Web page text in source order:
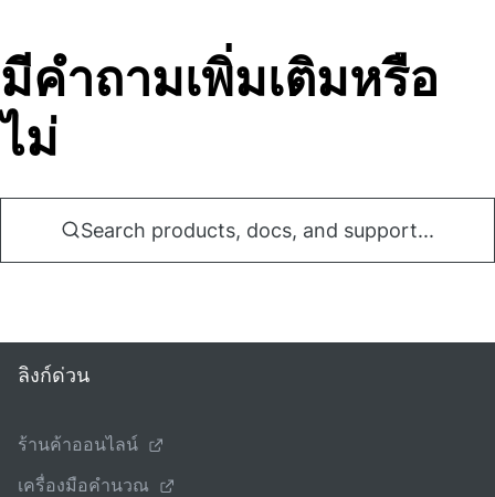
มีคําถามเพิ่มเติมหรือ
ไม่
Search products, docs, and support...
ลิงก์ด่วน
ร้านค้าออนไลน์
เครื่องมือคํานวณ